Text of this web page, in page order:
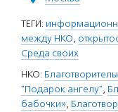
ТЕГИ:
между НКО,
Среда своих
НКО:
"Подарок ангелу",
бабочки»,